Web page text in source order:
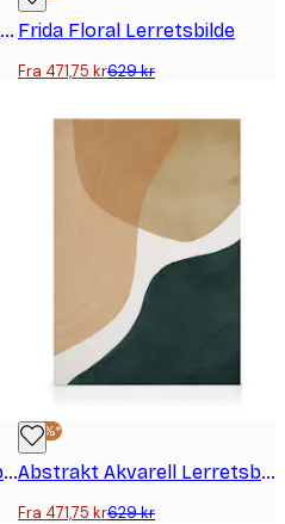
Watercolour Hands Lerretsbilde Frida Floral Lerretsbilde
Fra 471,75 kr629 kr
Frida Con Amigos Lerretsbilde
-25%*
Abstrakt Akvarell Lerretsbilde
Fra 471,75 kr629 kr